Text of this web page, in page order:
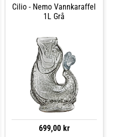
Cilio - Nemo Vannkaraffel
1L Grå
699,00 kr